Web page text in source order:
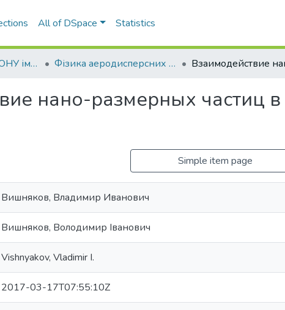
All of DSpace Statistics
Наукові видання ОНУ імені І. І. Мечникова Фізика аеродисперсних систем
нано-размерных частиц
Simple item page
Вишняков, Владимир Иванович
Вишняков, Володимир Іванович
Vishnyakov, Vladimir I.
2017-03-17T07:55:10Z